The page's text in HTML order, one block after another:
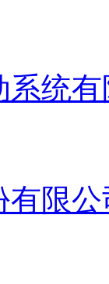
系统
有限公